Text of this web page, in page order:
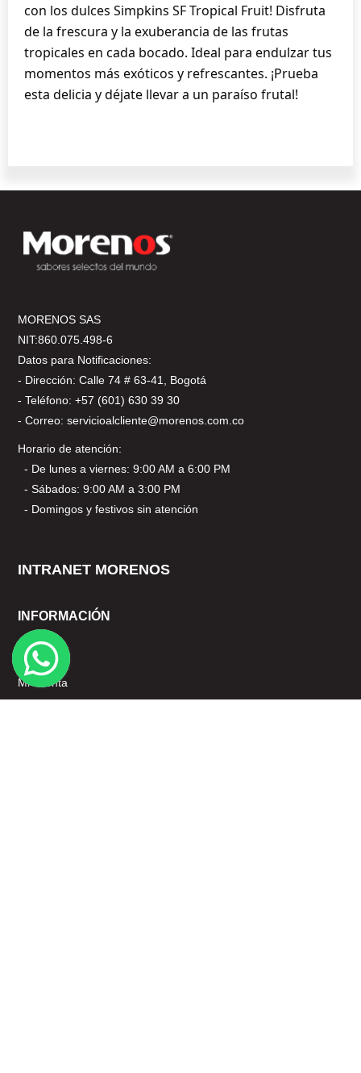
con los dulces Simpkins SF Tropical Fruit! Disfruta
de la frescura y la exuberancia de las frutas
tropicales en cada bocado. Ideal para endulzar tus
momentos más exóticos y refrescantes. ¡Prueba
esta delicia y déjate llevar a un paraíso frutal!
MORENOS SAS
NIT:860.075.498-6
Datos para Notificaciones:
- Dirección: Calle 74 # 63-41, Bogotá
- Teléfono: +57 (601) 630 39 30
- Correo: servicioalcliente@morenos.com.co
Horario de atención:
- De lunes a viernes: 9:00 AM a 6:00 PM
- Sábados: 9:00 AM a 3:00 PM
- Domingos y festivos sin atención
INTRANET MORENOS
INFORMACIÓN
Nosotros
Mi cuenta